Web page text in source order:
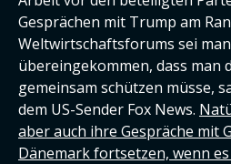
Gesprächen mit Trump am
Weltwirtschaftsforums sei
übereingekommen, dass man
gemeinsam schützen müsse,
dem US-Sender Fox News.
aber auch ihre Gespräche mit
Dänemark fortsetzen, wenn